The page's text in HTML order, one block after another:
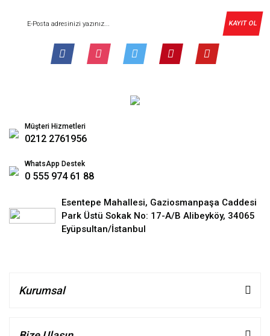
KAYIT OL
Müşteri Hizmetleri
0212 2761956
WhatsApp Destek
0 555 974 61 88
Esentepe Mahallesi, Gaziosmanpaşa Caddesi
Park Üstü Sokak No: 17-A/B Alibeyköy, 34065
Eyüpsultan/İstanbul
Kurumsal